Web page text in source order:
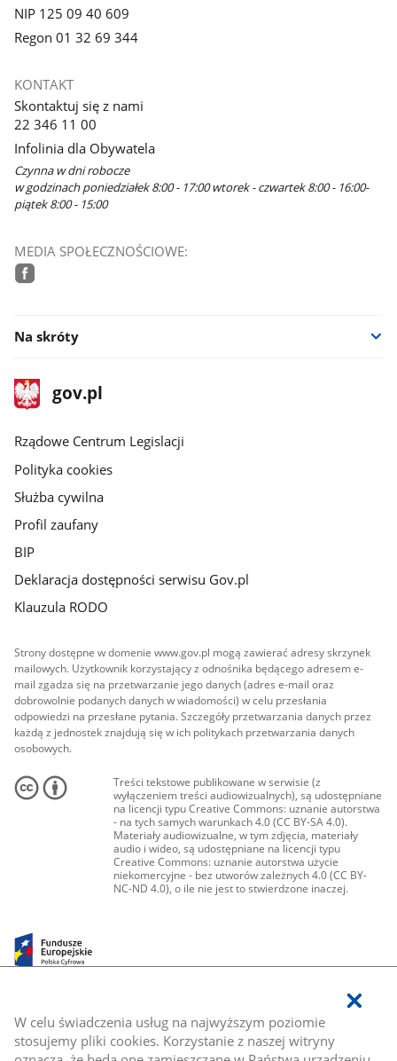
W celu świadczenia usług na najwyższym poziomie
stosujemy pliki cookies. Korzystanie z naszej witryny
NIP 125 09 40 609
Regon 01 32 69 344
KONTAKT
Skontaktuj się z nami
22 346 11 00
Infolinia dla Obywatela
Czynna w dni robocze
w godzinach poniedziałek 8:00 - 17:00 wtorek - czwartek 8:00 - 16:00-
piątek 8:00 - 15:00
MEDIA SPOŁECZNOŚCIOWE:
Na skróty
stopka
gov.plStrona
gov.pl
Rządowe Centrum Legislacji
Polityka cookies
Służba cywilna
Profil zaufany
BIP
Deklaracja dostępności serwisu Gov.pl
Klauzula RODO
Strony dostępne w domenie www.gov.pl mogą zawierać adresy skrzynek
mailowych. Użytkownik korzystający z odnośnika będącego adresem e-
mail zgadza się na przetwarzanie jego danych (adres e-mail oraz
dobrowolnie podanych danych w wiadomości) w celu przesłania
odpowiedzi na przesłane pytania. Szczegóły przetwarzania danych przez
każdą z jednostek znajdują się w ich politykach przetwarzania danych
osobowych.
Treści tekstowe publikowane w serwisie (z
wyłączeniem treści audiowizualnych), są udostępniane
na licencji typu Creative Commons: uznanie autorstwa
- na tych samych warunkach 4.0 (CC BY-SA 4.0).
Materiały audiowizualne, w tym zdjęcia, materiały
audio i wideo, są udostępniane na licencji typu
Creative Commons: uznanie autorstwa użycie
niekomercyjne - bez utworów zależnych 4.0 (CC BY-
NC-ND 4.0), o ile nie jest to stwierdzone inaczej.